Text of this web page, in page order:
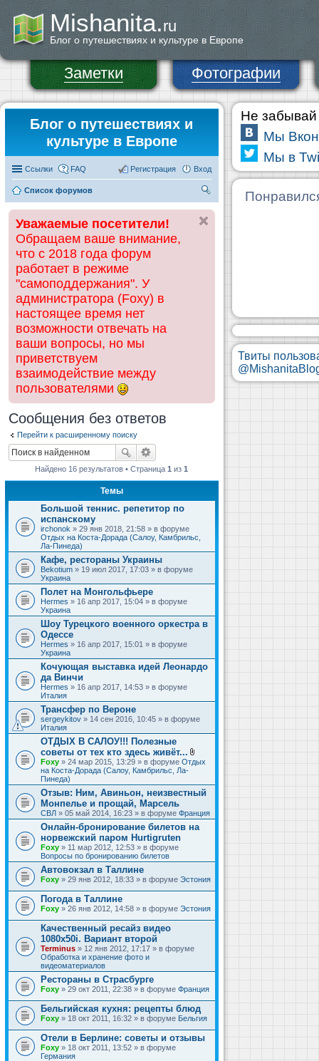
Mishanita.ru
Блог о путешествиях и культуре в Европе
Заметки Фотографии
Блог о путешествиях и
культуре в Европе
Ссылки FAQ Вход
Регистрация
Список форумов
ск
Уважаемые посетители!
Обращаем ваше внимание,
что с 2018 года форум
работает в режиме
"самоподдержания". У
администратора (Foxy) в
настоящее время нет
возможности отвечать на
ваши вопросы, но мы
приветствуем
взаимодействие между
пользователями
Сообщения без ответов
Перейти к расширенному поиску
Найдено 16 результатов • Страница1 из1
Темы
Большой теннис. репетитор по
испанскому
irchonok » 29 янв 2018, 21:58 » в форуме
Отдых на Коста-Дорада (Салоу, Камбрильс,
Ла-Пинеда)
Кафе, рестораны Украины
Bekotium » 19 июл 2017, 17:03 » в форуме
Украина
Полет на Монгольфьере
Hermes » 16 апр 2017, 15:04 » в форуме
Украина
Шоу Турецкого военного оркестра в
Одессе
Hermes » 16 апр 2017, 15:01 » в форуме
Украина
Кочующая выставка идей Леонардо
да Винчи
Hermes » 16 апр 2017, 14:53 » в форуме
Италия
Трансфер по Вероне
sergeykitov » 14 сен 2016, 10:45 » в форуме
Италия
ОТДЫХ В САЛОУ!!! Полезные
советы от тех кто здесь живёт...
В
л
ж
е
и
я
Foxy » 24 мар 2015, 13:29 » в форуме Отдых
на Коста-Дорада (Салоу, Камбрильс, Ла-
Пинеда)
Отзыв: Ним, Авиньон, неизвестный
Монпелье и прощай, Марсель
СВЛ » 05 май 2014, 16:23 » в форуме Франция
Онлайн-бронирование билетов на
норвежский паром Hurtigruten
Foxy » 11 мар 2012, 12:53 » в форуме
Вопросы по бронированию билетов
Автовокзал в Таллине
Foxy » 29 янв 2012, 18:33 » в форуме Эстония
Погода в Таллине
Foxy » 26 янв 2012, 14:58 » в форуме Эстония
Качественный ресайз видео
1080x50i. Вариант второй
Terminus » 12 янв 2012, 17:17 » в форуме
Обработка и хранение фото и
видеоматериалов
Рестораны в Страсбурге
Foxy » 29 окт 2011, 22:38 » в форуме Франция
Бельгийская кухня: рецепты блюд
Foxy » 18 окт 2011, 16:32 » в форуме Бельгия
Отели в Берлине: советы и отзывы
Foxy » 18 окт 2011, 13:52 » в форуме
Германия
Не забывай
Мы
Мы в
Твиты